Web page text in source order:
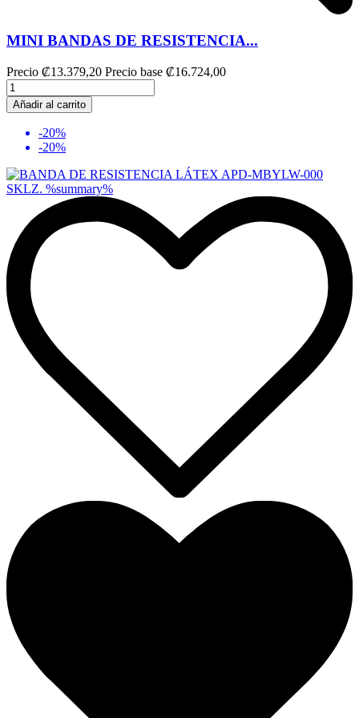
MINI BANDAS DE RESISTENCIA...
Precio ₡13.379,20 Precio base ₡16.724,00
Añadir al carrito
-20%
-20%